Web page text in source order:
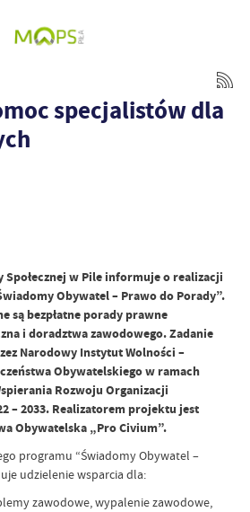
specjalistów dla
Społecznej w Pile informuje o realizacji
Obywatel – Prawo do Porady”.
są bezpłatne porady prawne
i doradztwa zawodowego. Zadanie
Narodowy Instytut Wolności –
Obywatelskiego w ramach
Rozwoju Organizacji
– 2033. Realizatorem projektu jest
Obywatelska „Pro Civium”.
programu “Świadomy Obywatel –
udzielenie wsparcia dla:
zawodowe, wypalenie zawodowe,